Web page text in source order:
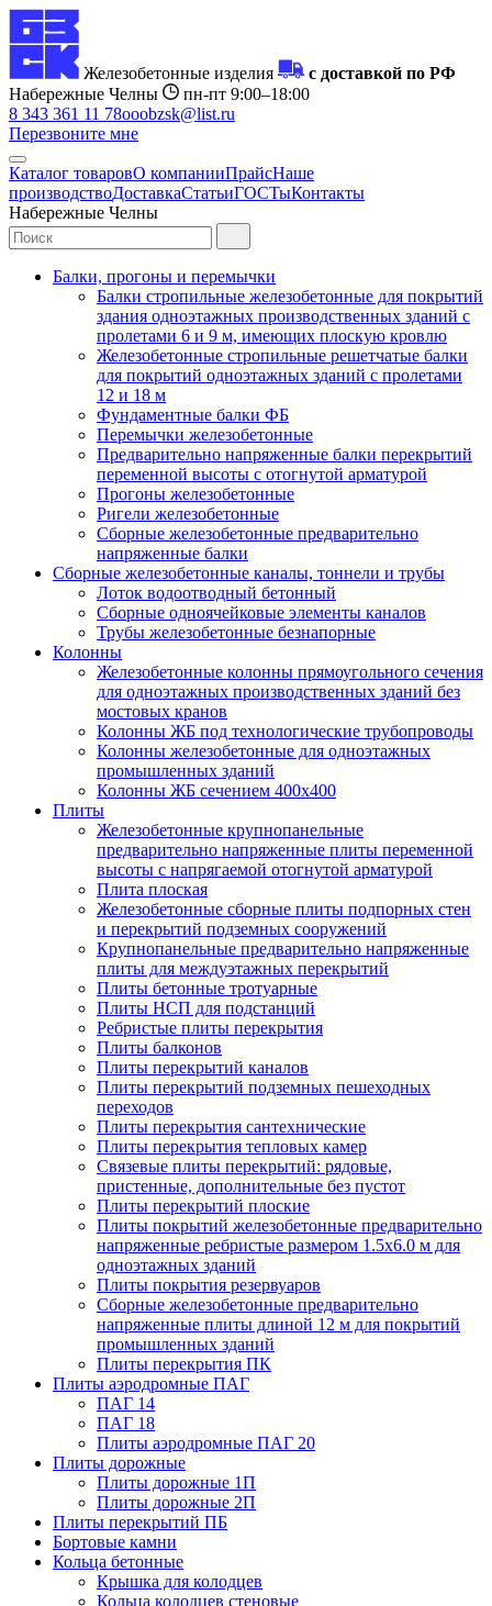
Железобетонные изделия
с доставкой по РФ
Набережные Челны
пн-пт 9:00–18:00
8 343 361 11 78ooobzsk@list.ru
Перезвоните мне
Каталог товаровО компанииПрайсНаше
производствоДоставкаСтатьиГОСТыКонтакты
Набережные Челны
Балки, прогоны и перемычки
Балки стропильные железобетонные для покрытий
здания одноэтажных производственных зданий с
пролетами 6 и 9 м, имеющих плоскую кровлю
Железобетонные стропильные решетчатые балки
для покрытий одноэтажных зданий с пролетами
12 и 18 м
Фундаментные балки ФБ
Перемычки железобетонные
Предварительно напряженные балки перекрытий
переменной высоты с отогнутой арматурой
Прогоны железобетонные
Ригели железобетонные
Сборные железобетонные предварительно
напряженные балки
Сборные железобетонные каналы, тоннели и трубы
Лоток водоотводный бетонный
Сборные одноячейковые элементы каналов
Трубы железобетонные безнапорные
Колонны
Железобетонные колонны прямоугольного сечения
для одноэтажных производственных зданий без
мостовых кранов
Колонны ЖБ под технологические трубопроводы
Колонны железобетонные для одноэтажных
промышленных зданий
Колонны ЖБ сечением 400х400
Плиты
Железобетонные крупнопанельные
предварительно напряженные плиты переменной
высоты с напрягаемой отогнутой арматурой
Плита плоская
Железобетонные сборные плиты подпорных стен
и перекрытий подземных сооружений
Крупнопанельные предварительно напряженные
плиты для междуэтажных перекрытий
Плиты бетонные тротуарные
Плиты НСП для подстанций
Ребристые плиты перекрытия
Плиты балконов
Плиты перекрытий каналов
Плиты перекрытий подземных пешеходных
переходов
Плиты перекрытия сантехнические
Плиты перекрытия тепловых камер
Связевые плиты перекрытий: рядовые,
пристенные, дополнительные без пустот
Плиты перекрытий плоские
Плиты покрытий железобетонные предварительно
напряженные ребристые размером 1.5х6.0 м для
одноэтажных зданий
Плиты покрытия резервуаров
Сборные железобетонные предварительно
напряженные плиты длиной 12 м для покрытий
промышленных зданий
Плиты перекрытия ПК
Плиты аэродромные ПАГ
ПАГ 14
ПАГ 18
Плиты аэродромные ПАГ 20
Плиты дорожные
Плиты дорожные 1П
Плиты дорожные 2П
Плиты перекрытий ПБ
Бортовые камни
Кольца бетонные
Крышка для колодцев
Кольца колодцев стеновые